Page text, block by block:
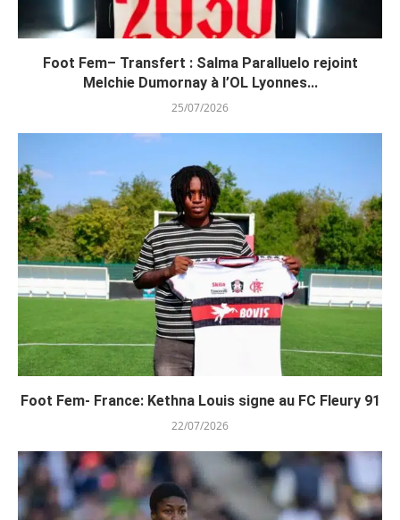
Foot Fem– Transfert : Salma Paralluelo rejoint
Melchie Dumornay à l’OL Lyonnes...
25/07/2026
Foot Fem- France: Kethna Louis signe au FC Fleury 91
22/07/2026